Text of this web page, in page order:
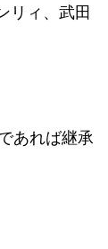
リィ、武田
あれば継承